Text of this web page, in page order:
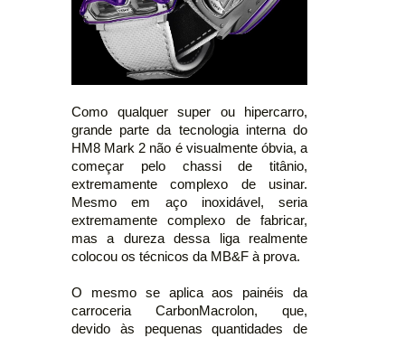
Como qualquer super ou hipercarro,
grande parte da tecnologia interna do
HM8 Mark 2 não é visualmente óbvia, a
começar pelo chassi de titânio,
extremamente complexo de usinar.
Mesmo em aço inoxidável, seria
extremamente complexo de fabricar,
mas a dureza dessa liga realmente
colocou os técnicos da MB&F à prova.
O mesmo se aplica aos painéis da
carroceria CarbonMacrolon, que,
devido às pequenas quantidades de